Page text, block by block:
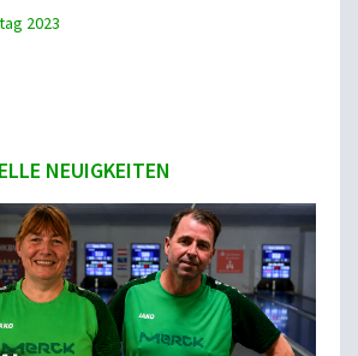
2023
NEUIGKEITEN